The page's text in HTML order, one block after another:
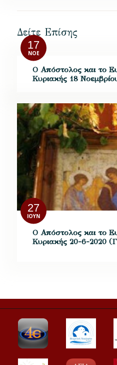
Δείτε Επίσης
17
ΝΟΈ
Ο Απόστολος και το
Κυριακής 18
27
ΙΟΎΝ
Ο Απόστολος και το
Κυριακής 20-6-2020